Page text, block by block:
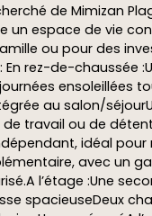
de Mimizan
un espace de vie
ou pour des
rez-de-chaussée
ensoleillées
au salon/
travail ou de
idéal pour
avec un
l’étage :Une
spacieuseDeux